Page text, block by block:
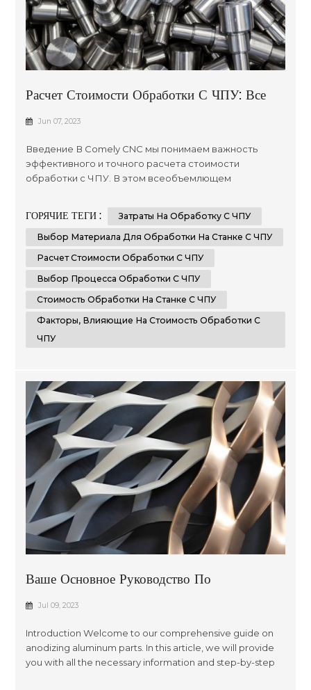
Расчет Стоимости Обработки С ЧПУ: Все
Факторы И Советы, Которые Вы Должны
Jun 07, 2023
Введение В Comely CNC мы понимаем важность
эффективного и точного расчета стоимости
обработки с ЧПУ. В этом всеобъемлющем
станках с ЧПУ. Независимо от того, являетесь ли вы
профессионалом отрасли, стремящимся
оптимизировать свои производственные расходы,
или энтузиастом, стремящимся узнать больше об
обработке ...
ГОРЯЧИЕ ТЕГИ :
Затраты На Обработку С ЧПУ
Выбор Материала Для Обработки На Станке С ЧПУ
Расчет Стоимости Обработки С ЧПУ
Выбор Процесса Обработки С ЧПУ
Стоимость Обработки На Станке С ЧПУ
Факторы, Влияющие На Стоимость Обработки С
ЧПУ
Ваше Основное Руководство По
Анодированию Алюминиевых Деталей
Jul 09, 2023
Introduction Welcome to our comprehensive guide on
anodizing aluminum parts. In this article, we will provide
you with all the necessary information and step-by-step